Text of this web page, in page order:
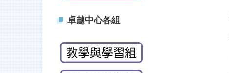
卓越中心各組